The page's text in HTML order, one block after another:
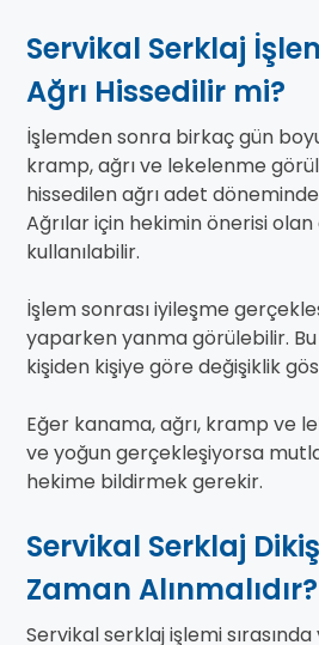
Servikal Serklaj
Ağrı Hissedilir mi?
İşlemden sonra birkaç gün
kramp, ağrı ve lekelenme
hissedilen ağrı adet
Ağrılar için hekimin önerisi olan
kullanılabilir.
İşlem sonrası iyileşme
yaparken yanma görülebilir.
kişiden kişiye göre değişiklik
Eğer kanama, ağrı, kramp ve
ve yoğun gerçekleşiyorsa
hekime bildirmek gerekir.
Servikal Serklaj
Zaman Alınmalıdır?
Servikal serklaj işlemi